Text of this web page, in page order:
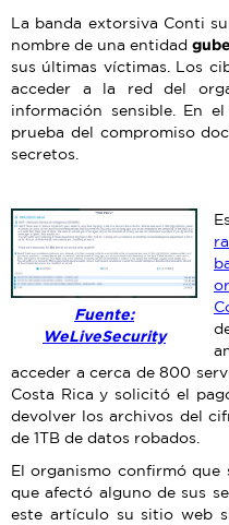
La banda extorsiva Conti
nombre de una entidad
sus últimas víctimas. Los
acceder a la red del
información sensible. En
prueba del compromiso
secretos.
Fuente:
WeLiveSecurity
acceder a cerca de 800
Costa Rica y solicitó el
devolver los archivos del
de 1TB de datos robados.
El organismo confirmó
que afectó alguno de sus
este artículo su sitio web